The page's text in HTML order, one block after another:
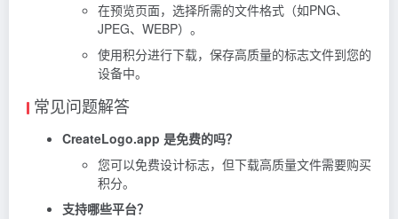
在预览页面，选择所需的文件格式（如PNG、
JPEG、WEBP）。
使用积分进行下载，保存高质量的标志文件到您的
设备中。
常见问题解答
CreateLogo.app 是免费的吗？
您可以免费设计标志，但下载高质量文件需要购买
积分。
支持哪些平台？